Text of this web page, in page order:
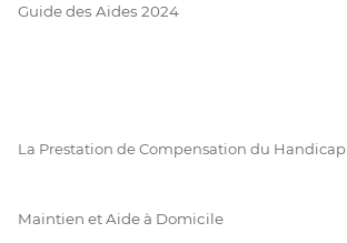
Guide des Aides 2024
La Prestation de Compensation du Handicap
Maintien et Aide à Domicile